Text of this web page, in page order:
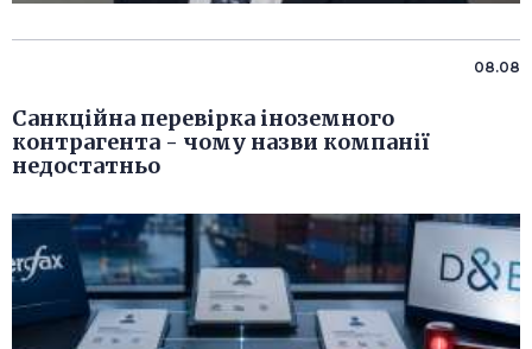
08.08
Санкційна перевірка іноземного
контрагента - чому назви компанії
недостатньо